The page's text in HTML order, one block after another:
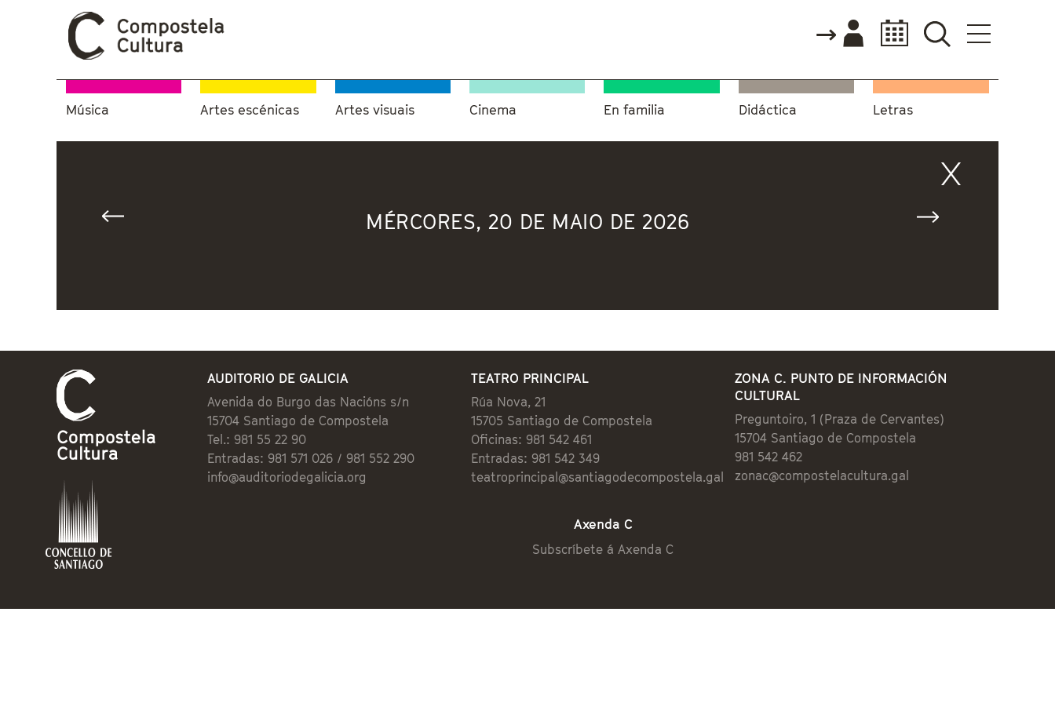
Música Artes escénicas Artes visuais Cinema En familia Didáctica Letras
MÉRCORES, 20 DE MAIO DE 2026
AUDITORIO DE GALICIA
Avenida do Burgo das Nacións s/n
15704 Santiago de Compostela
Tel.: 981 55 22 90
Entradas: 981 571 026 / 981 552 290
info@auditoriodegalicia.org
TEATRO PRINCIPAL
Rúa Nova, 21
15705 Santiago de Compostela
Oficinas: 981 542 461
Entradas: 981 542 349
teatroprincipal@santiagodecompostela.gal
ZONA C. PUNTO DE INFORMACIÓN
CULTURAL
Preguntoiro, 1 (Praza de Cervantes)
15704 Santiago de Compostela
981 542 462
zonac@compostelacultura.gal
Axenda C
Subscríbete á Axenda C